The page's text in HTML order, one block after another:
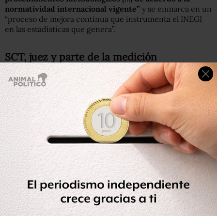
normatividad internacional vigente” y se enmarca en un
“proceso de mejora continua que instrumenta el INEGI
en las estadísticas que genera”.
SCT, juez y parte de la medición